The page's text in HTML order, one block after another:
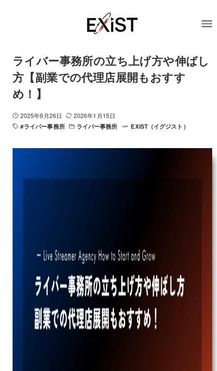
ライバー事務所の立ち上げ方や伸ばし
方【副業での代理店展開もおすす
め！】
2025年9月26日 2026年1月15日
#ライバー事務所 ライバー事務所 EXiST（イグジスト）